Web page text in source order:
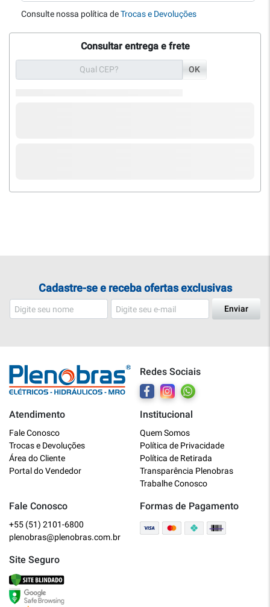
Consulte nossa política deTrocas e Devoluções
Consultar entrega e frete
OK
Cadastre-se e receba ofertas exclusivas
Enviar
Redes Sociais
Atendimento
Fale Conosco
Trocas e Devoluções
Área do Cliente
Portal do Vendedor
Institucional
Quem Somos
Política de Privacidade
Política de Retirada
Transparência Plenobras
Trabalhe Conosco
Fale Conosco
+55 (51) 2101-6800
plenobras@plenobras.com.br
Formas de Pagamento
Site Seguro
Online
Bem vindo a Plenobras! Aqui você
encontra toda a linha de materiais
O que você deseja?